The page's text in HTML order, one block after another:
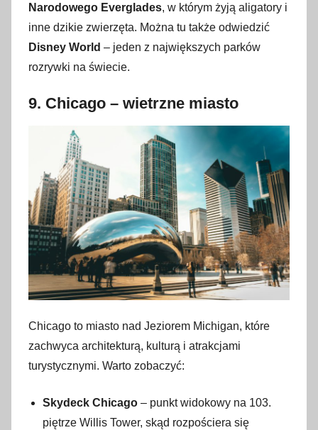
Narodowego Everglades, w którym żyją aligatory i
inne dzikie zwierzęta. Można tu także odwiedzić
Disney World – jeden z największych parków
rozrywki na świecie.
9. Chicago – wietrzne miasto
Chicago to miasto nad Jeziorem Michigan, które
zachwyca architekturą, kulturą i atrakcjami
turystycznymi. Warto zobaczyć:
Skydeck Chicago – punkt widokowy na 103.
piętrze Willis Tower, skąd rozpościera się